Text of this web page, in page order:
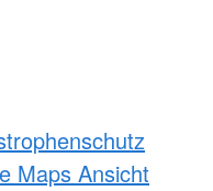
Maps Ansicht